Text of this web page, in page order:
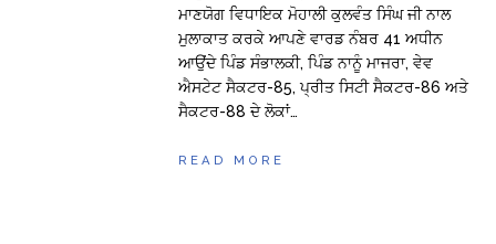
ਮਾਣਯੋਗ ਵਿਧਾਇਕ ਮੋਹਾਲੀ ਕੁਲਵੰਤ ਸਿੰਘ ਜੀ ਨਾਲ
ਮੁਲਾਕਾਤ ਕਰਕੇ ਆਪਣੇ ਵਾਰਡ ਨੰਬਰ 41 ਅਧੀਨ
ਆਉਂਦੇ ਪਿੰਡ ਸੰਭਾਲਕੀ, ਪਿੰਡ ਨਾਨੂੰ ਮਾਜਰਾ, ਵੇਵ
ਐਸਟੇਟ ਸੈਕਟਰ-85, ਪ੍ਰੀਤ ਸਿਟੀ ਸੈਕਟਰ-86 ਅਤੇ
ਸੈਕਟਰ-88 ਦੇ ਲੋਕਾਂ…
READ MORE